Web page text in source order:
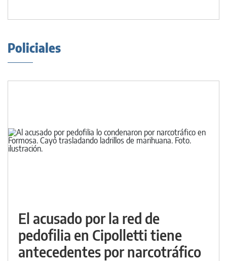
Policiales
El acusado por la red de
pedofilia en Cipolletti tiene
antecedentes por narcotráfico